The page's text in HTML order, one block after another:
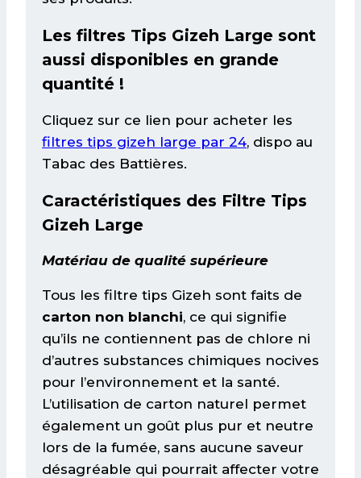
Les filtres Tips Gizeh Large sont
aussi disponibles en grande
quantité !
Cliquez sur ce lien pour acheter les
filtres tips gizeh large par 24, dispo au
Tabac des Battières.
Caractéristiques des Filtre Tips
Gizeh Large
Matériau de qualité supérieure
Tous les filtre tips Gizeh sont faits de
carton non blanchi, ce qui signifie
qu’ils ne contiennent pas de chlore ni
d’autres substances chimiques nocives
pour l’environnement et la santé.
L’utilisation de carton naturel permet
également un goût plus pur et neutre
lors de la fumée, sans aucune saveur
désagréable qui pourrait affecter votre